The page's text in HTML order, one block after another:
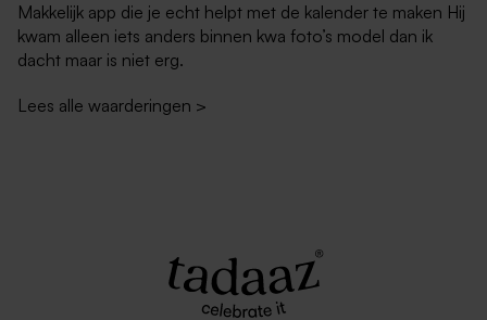
Makkelijk app die je echt helpt met de kalender te maken Hij
kwam alleen iets anders binnen kwa foto’s model dan ik
dacht maar is niet erg.
Lees alle waarderingen >